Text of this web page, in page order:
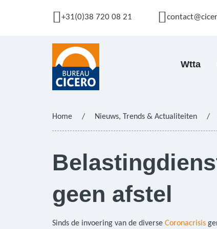
+31(0)38 720 08 21
Wtta
Home / Nieuws, Trends & Actualiteiten /
geen afstel
Sinds de invoering van de diverse Coronacrisis